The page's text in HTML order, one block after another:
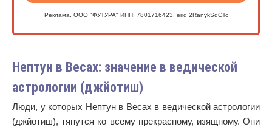
Реклама. ООО "ФУТУРА" ИНН: 7801716423. erid 2RanykSqCTc
Нептун в Весах: значение в ведической
астрологии (джйотиш)
Люди, у которых Нептун в Весах в ведической астрологии
(джйотиш), тянутся ко всему прекрасному, изящному. Они